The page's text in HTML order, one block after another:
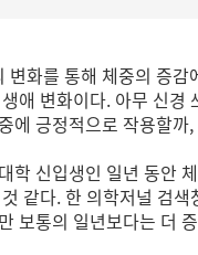
화를 통해 체중의 증
애 변화이다. 아무 신경
에 긍정적으로 작용할까
학 신입생인 일년 동안
같다. 한 의학저널 검
보통의 일년보다는 더